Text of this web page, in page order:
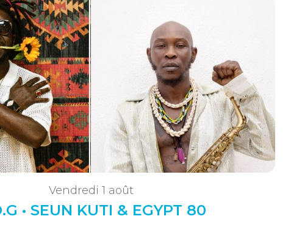
Vendredi 1 août
• SEUN KUTI & EGYPT 80